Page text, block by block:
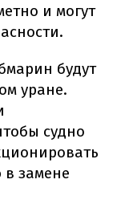
и могут
будут
уране.
судно
замене